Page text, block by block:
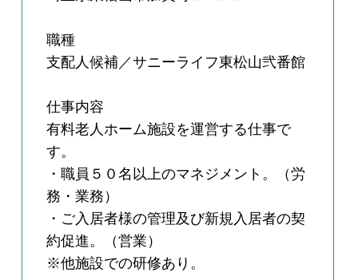
職種
支配人候補／サニーライフ東松山弐番館
仕事内容
有料老人ホーム施設を運営する仕事で
す。
・職員５０名以上のマネジメント。（労
務・業務）
・ご入居者様の管理及び新規入居者の契
約促進。（営業）
※他施設での研修あり。